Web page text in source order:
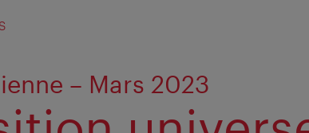
– Mars 2023